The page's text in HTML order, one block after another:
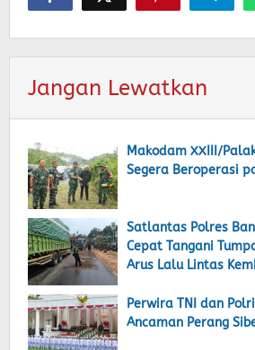
Jangan Lewatkan
Makodam XXIII/
Segera Beroperasi
Satlantas Polres
Cepat Tangani
Arus Lalu Lintas
Perwira TNI dan
Ancaman Perang